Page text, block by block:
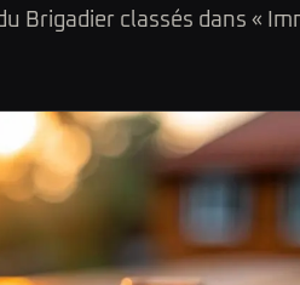
Brigadier classés dans «